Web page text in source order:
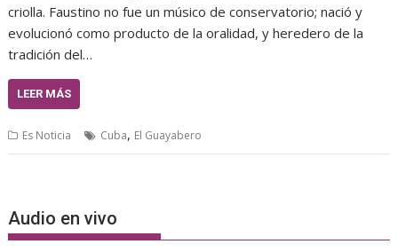
criolla. Faustino no fue un músico de conservatorio; nació y
evolucionó como producto de la oralidad, y heredero de la
tradición del…
LEER MÁS
Es Noticia Cuba, El Guayabero
Audio en vivo